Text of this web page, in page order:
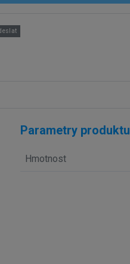
Parametry produktu
Hmotnost